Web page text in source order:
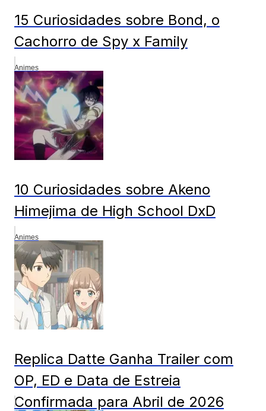
15 Curiosidades sobre Bond, o
Cachorro de Spy x Family
Animes
10 Curiosidades sobre Akeno
Himejima de High School DxD
Animes
Replica Datte Ganha Trailer com
OP, ED e Data de Estreia
Confirmada para Abril de 2026